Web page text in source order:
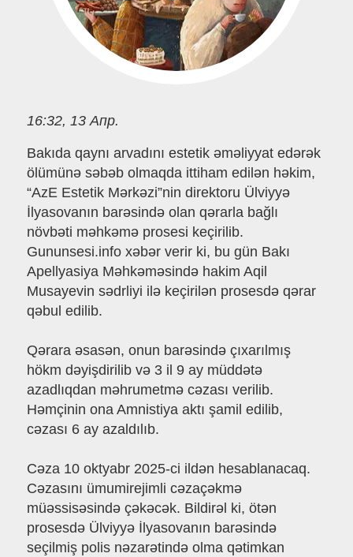
16:32, 13 Апр.
Bakıda qaynı arvadını estetik əməliyyat edərək
ölümünə səbəb olmaqda ittiham edilən həkim,
“AzE Estetik Mərkəzi”nin direktoru Ülviyyə
İlyasovanın barəsində olan qərarla bağlı
növbəti məhkəmə prosesi keçirilib.
Gununsesi.info xəbər verir ki, bu gün Bakı
Apellyasiya Məhkəməsində hakim Aqil
Musayevin sədrliyi ilə keçirilən prosesdə qərar
qəbul edilib.
Qərara əsasən, onun barəsində çıxarılmış
hökm dəyişdirilib və 3 il 9 ay müddətə
azadlıqdan məhrumetmə cəzası verilib.
Həmçinin ona Amnistiya aktı şamil edilib,
cəzası 6 ay azaldılıb.
Cəza 10 oktyabr 2025-ci ildən hesablanacaq.
Cəzasını ümumirejimli cəzaçəkmə
müəssisəsində çəkəcək. Bildirəl ki, ötən
prosesdə Ülviyyə İlyasovanın barəsində
seçilmiş polis nəzarətində olma qətimkan